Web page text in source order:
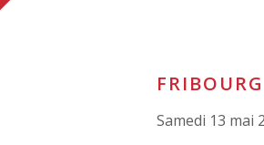
Samedi 13 mai